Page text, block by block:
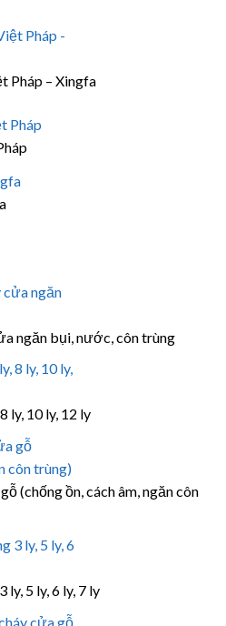
Pháp – Xingfa
ngăn bụi, nước, côn trùng
ly, 10 ly, 12 ly
(chống ồn, cách âm, ngăn côn
5 ly, 6 ly, 7 ly